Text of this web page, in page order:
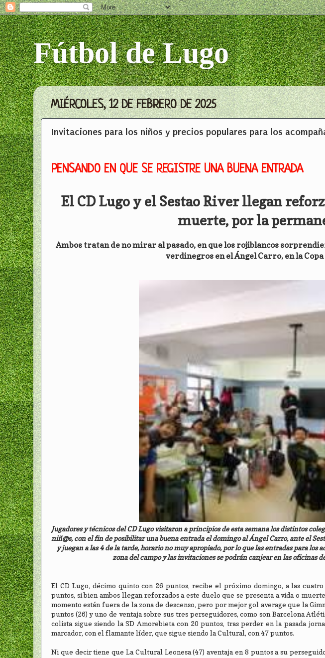
Fútbol de Lugo
MIÉRCOLES, 12 DE FEBRERO DE 2025
Invitaciones para los niños y precios populares para los
PENSANDO EN QUE SE REGISTRE UNA BUENA ENTRADA
El CD Lugo y el Sestao River llegan
muerte, por la
Ambos tratan de no mirar al pasado, en que los rojiblancos
verdinegros en el Ángel Carro, en la
Jugadores y técnicos del CD Lugo visitaron a principios de esta semana los distintos
niñ@s, con el fin de posibilitar una buena entrada el domingo al Ángel Carro, ante el
y juegan a las 4 de la tarde, horario no muy apropiado, por lo que las entradas para los
zona del campo y las invitaciones se podrán canjear en las oficinas
El CD Lugo, décimo quinto con 26 puntos, recibe el próximo domingo, a las
puntos, si bien ambos llegan reforzados a este duelo que se presenta a vida o
momento están fuera de la zona de descenso, pero por mejor gol average que la
puntos (26) y uno de ventaja sobre sus tres perseguidores, como son Barcelona
colista sigue siendo la SD Amorebieta con 20 puntos, tras perder en la pasada
marcador, con el flamante líder, que sigue siendo la Cultural, con 47 puntos.
Ni que decir tiene que La Cultural Leonesa (47) aventaja en 8 puntos a su